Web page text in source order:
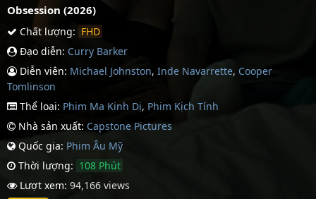
Obsession (2026)
Chất lượng: FHD
Đạo diễn: Curry Barker
Diễn viên: Michael Johnston, Inde Navarrette, Cooper
Tomlinson
Thể loại: Phim Ma Kinh Dị, Phim Kịch Tính
Nhà sản xuất: Capstone Pictures
Quốc gia: Phim Âu Mỹ
Thời lượng: 108 Phút
Lượt xem: 94,166 views